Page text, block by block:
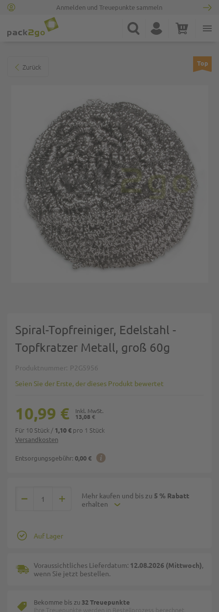
Anmelden und Treuepunkte sammeln
Suche Konto Warenkorb
Zurück Top
Spiral-Topfreiniger, Edelstahl -
Topfkratzer Metall, groß 60g
Produktnummer P2G5956
Seien Sie der Erste, der dieses Produkt bewertet
Versandkosten
Entsorgungsgebühr: 0,00 €
13,08 €
10,99 €
Für 10 Stück / 1,10 € pro 1 Stück
Mehr kaufen und bis zu 5 % Rabatt
erhalten
Auf Lager
Voraussichtliches Lieferdatum: 12.08.2026 (Mittwoch),
wenn Sie jetzt bestellen.
Bekomme bis zu 32 Treuepunkte
Ihre Treuepunkte werden in Bestellprozess berechnet.